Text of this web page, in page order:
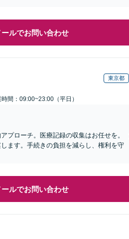
ールでお問い合わせ
東京都
間：09:00~23:00（平日）
プローチ。医療記録の収集はお任せを。
ます。手続きの負担を減らし、権利を守
ールでお問い合わせ